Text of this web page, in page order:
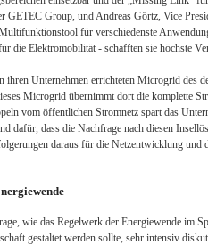
GETEC Group, und Andreas Görtz, Vice
für verschiedenste
die Elektromobilität - schafften sie höchste
ihren Unternehmen errichteten Microgrid des
Microgrid übernimmt dort die komplette
vom öffentlichen Stromnetz spart das
dafür, dass die Nachfrage nach diesen
daraus für die Netzentwicklung und
wie das Regelwerk der Energiewende im
gestaltet werden sollte, sehr intensiv